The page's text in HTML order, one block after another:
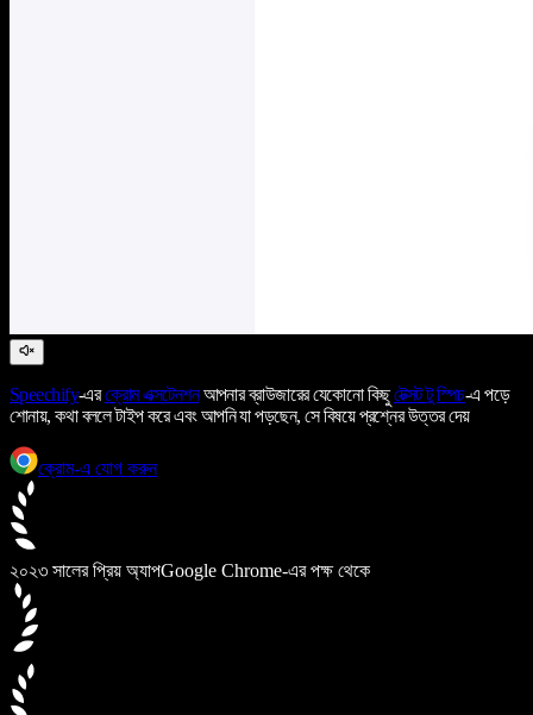
Speechify-এরক্রোম এক্সটেনশনআপনার ব্রাউজারের যেকোনো কিছুটেক্সট টু স্পিচ-এ পড়ে
শোনায়, কথা বললে টাইপ করে এবং আপনি যা পড়ছেন, সে বিষয়ে প্রশ্নের উত্তর দেয়
ক্রোম-এ যোগ করুন
২০২৩ সালের প্রিয় অ্যাপGoogle Chrome-এর পক্ষ থেকে